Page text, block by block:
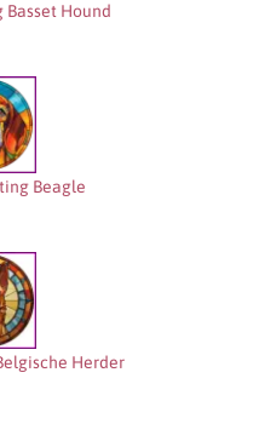
Hound
Beagle
Herder